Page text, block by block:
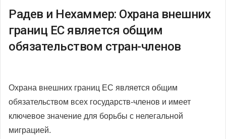
Радев и Нехаммер: Охрана внешних
границ ЕС является общим
обязательством стран-членов
Охрана внешних границ ЕС является общим
обязательством всех государств-членов и имеет
ключевое значение для борьбы с нелегальной
миграцией.